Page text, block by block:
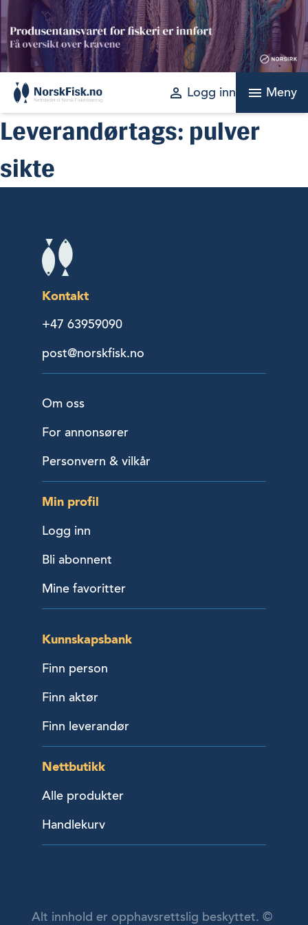
Skip
to
content
perm_identity Logg inn menu Meny
Leverandørtags: pulver
sikte
Kontakt
+47 63959090
post@norskfisk.no
Om oss
For annonsører
Personvern & vilkår
Min profil
Logg inn
Bli abonnent
Mine favoritter
Kunnskapsbank
Finn person
Finn aktør
Finn leverandør
Nettbutikk
Alle produkter
Handlekurv
Alt innhold er opphavsrettslig beskyttet. ©